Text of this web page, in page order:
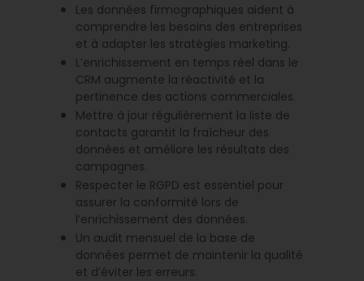
Les données firmographiques aident à
comprendre les besoins des entreprises
et à adapter les stratégies marketing.
L’enrichissement en temps réel dans le
CRM augmente la réactivité et la
pertinence des actions commerciales.
Mettre à jour régulièrement la liste de
contacts garantit la fraîcheur des
données et améliore les résultats des
campagnes.
Respecter le RGPD est essentiel pour
assurer la conformité lors de
l’enrichissement des données.
Un audit mensuel de la base de
données permet de maintenir la qualité
et d’éviter les erreurs.